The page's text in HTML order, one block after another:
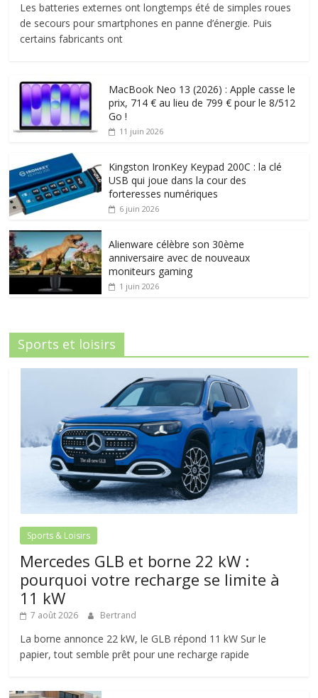
Les batteries externes ont longtemps été de simples roues
de secours pour smartphones en panne d’énergie. Puis
certains fabricants ont
MacBook Neo 13 (2026) : Apple casse le
prix, 714 € au lieu de 799 € pour le 8/512
Go !
11 juin 2026
Kingston IronKey Keypad 200C : la clé
USB qui joue dans la cour des
forteresses numériques
6 juin 2026
Alienware célèbre son 30ème
anniversaire avec de nouveaux
moniteurs gaming
1 juin 2026
Sports et loisirs
Sports & Loisirs
Mercedes GLB et borne 22 kW :
pourquoi votre recharge se limite à
11 kW
7 août 2026 Bertrand
La borne annonce 22 kW, le GLB répond 11 kW Sur le
papier, tout semble prêt pour une recharge rapide